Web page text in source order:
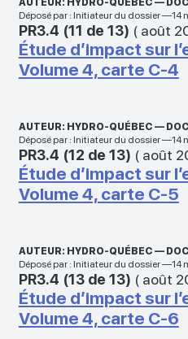
AUTEUR: HYDRO-QUÉBEC —
Déposé par : Initiateur du dossier —14
PR3.4 (11 de 13) ( août
Étude d’impact sur
Volume 4, carte C-4
AUTEUR: HYDRO-QUÉBEC —
Déposé par : Initiateur du dossier —14
PR3.4 (12 de 13) ( août
Étude d’impact sur
Volume 4, carte C-5
AUTEUR: HYDRO-QUÉBEC —
Déposé par : Initiateur du dossier —14
PR3.4 (13 de 13) ( août
Étude d’impact sur
Volume 4, carte C-6